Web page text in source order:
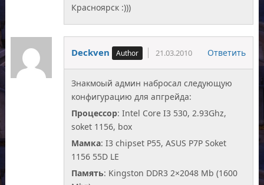
Красноярск :)))
Deckven 21.03.2010 Ответить
Знакмоый админ набросал следующую
конфигурацию для апгрейда:
Процессор: Intel Core I3 530, 2.93Ghz,
soket 1156, box
Мамка: I3 chipset P55, ASUS P7P Soket
1156 55D LE
Память: Kingston DDR3 2×2048 Mb (1600